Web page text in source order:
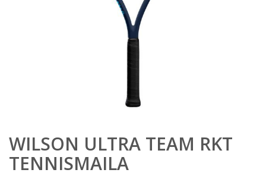
WILSON ULTRA TEAM RKT
TENNISMAILA